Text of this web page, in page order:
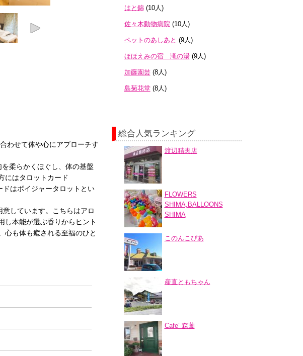
わせて体や心にアプローチす
柔らかくほぐし、体の基盤
にはタロットカード
ドはボイジャータロットとい
しています。こちらはアロ
し本能が選ぶ香りからヒント
心も体も癒される至福のひと
はと錦(10人)
佐々木動物病院(10人)
ペットのあしあと (9人)
ほほえみの宿 滝の湯(9人)
加藤園芸(8人)
島菊花堂(8人)
総合人気ランキング
渡辺精肉店
FLOWERS
SHIMA,BALLOONS
SHIMA
このんこぴあ
産直ともちゃん
Cafe’ 森薗